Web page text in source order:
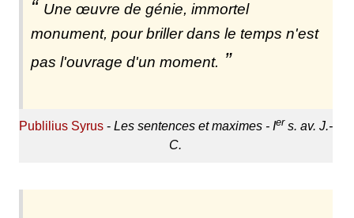
Une œuvre de génie, immortel
monument, pour briller dans le temps n'est
pas l'ouvrage d'un moment.
Publilius Syrus- Les sentences et maximes - Iers. av. J.-
C.